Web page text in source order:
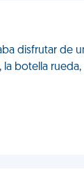
disfrutar de
botella